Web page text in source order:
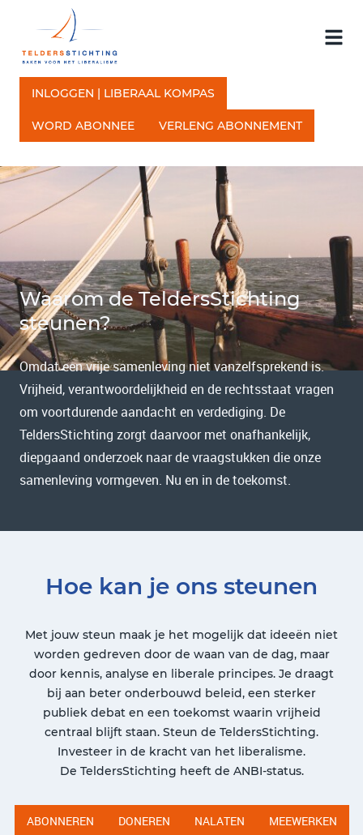
INLOGGEN | LIBERAAL KOMPAS
WORD ABONNEE VERLENG ABONNEMENT
Waarom de TeldersStichting
steunen?
Omdat een vrije samenleving niet vanzelfsprekend is.
Vrijheid, verantwoordelijkheid en de rechtsstaat vragen
om voortdurende aandacht en verdediging. De
TeldersStichting zorgt daarvoor met onafhankelijk,
diepgaand onderzoek naar de vraagstukken die onze
samenleving vormgeven. Nu en in de toekomst.
Hoe kan je ons steunen
Met jouw steun maak je het mogelijk dat ideeën niet
worden gedreven door de waan van de dag, maar
door kennis, analyse en liberale principes. Je draagt
bij aan beter onderbouwd beleid, een sterker
publiek debat en een toekomst waarin vrijheid
centraal blijft staan. Steun de TeldersStichting.
Investeer in de kracht van het liberalisme.
De TeldersStichting heeft de ANBI-status.
ABONNEREN DONEREN NALATEN MEEWERKEN